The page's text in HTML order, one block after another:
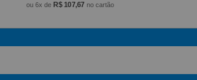
ou 6x de R$ 107,67 no cartão